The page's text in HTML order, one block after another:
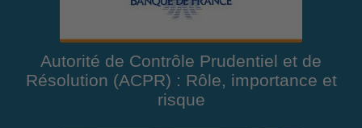
Autorité de Contrôle Prudentiel et de
Résolution (ACPR) : Rôle, importance et
risque